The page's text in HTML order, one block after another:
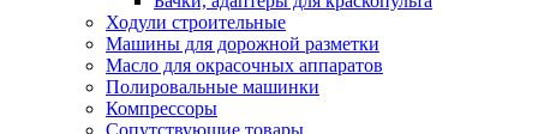
Ходули строительные
Машины для дорожной разметки
Масло для окрасочных аппаратов
Полировальные машинки
Компрессоры
Сопутствующие товары